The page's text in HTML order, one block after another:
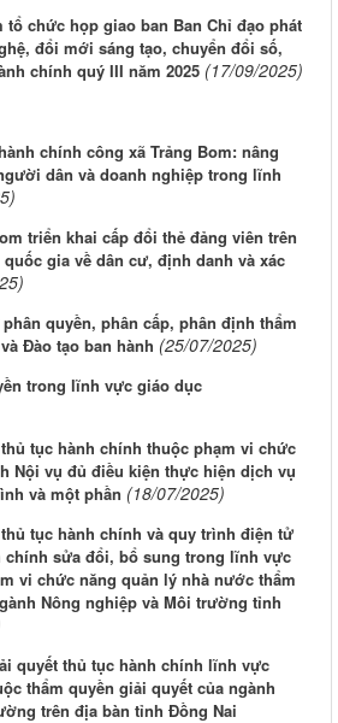
tổ chức họp giao ban Ban Chỉ đạo phát
đổi mới sáng tạo, chuyển đổi số,
chính quý III năm 2025 (17/09/2025)
chính công xã Trảng Bom: nâng
dân và doanh nghiệp trong lĩnh
triển khai cấp đổi thẻ đảng viên trên
gia về dân cư, định danh và xác
quyền, phân cấp, phân định thẩm
Đào tạo ban hành (25/07/2025)
trong lĩnh vực giáo dục
tục hành chính thuộc phạm vi chức
Nội vụ đủ điều kiện thực hiện dịch vụ
và một phần (18/07/2025)
tục hành chính và quy trình điện tử
chính sửa đổi, bổ sung trong lĩnh vực
vi chức năng quản lý nhà nước thẩm
Nông nghiệp và Môi trường tỉnh
quyết thủ tục hành chính lĩnh vực
thẩm quyền giải quyết của ngành
trên địa bàn tỉnh Đồng Nai